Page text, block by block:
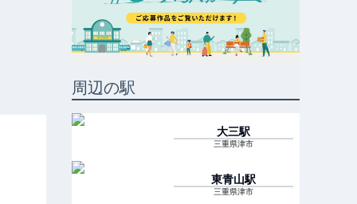
周辺の駅
大三駅
三重県津市
東青山駅
三重県津市